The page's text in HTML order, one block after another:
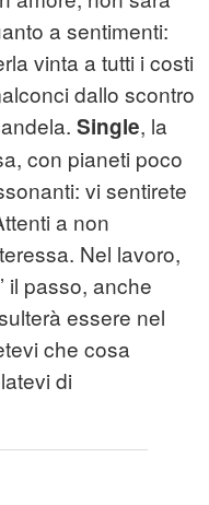
a sentimenti:
vinta a tutti i costi
dallo scontro
Single, la
con pianeti poco
vi sentirete
a non
Nel lavoro,
il passo, anche
essere nel
che cosa
di